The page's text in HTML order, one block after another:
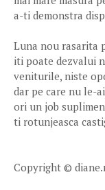
a-ti demonstra
Luna nou rasarita
iti poate dezvalui
veniturile, niste
dar pe care nu le-
ori un job
ti rotunjeasca
Copyright ©